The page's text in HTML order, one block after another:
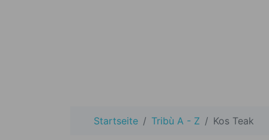
Startseite Tribù A - Z Kos Teak